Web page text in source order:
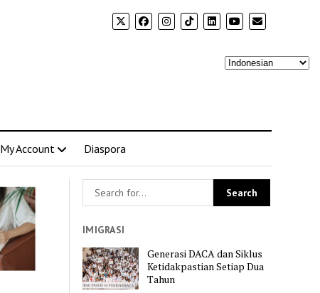
My Account Diaspora
IMIGRASI
Generasi DACA dan Siklus
Ketidakpastian Setiap Dua
Tahun